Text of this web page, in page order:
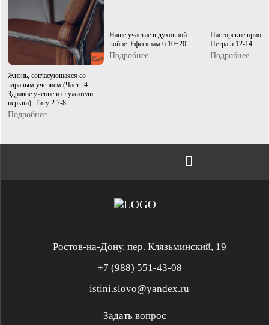
Жизнь, согласующаяся со
здравым учением (Часть 4.
Здравое учение и служители
церкви). Титу 2:7-8
Подробнее
Наше участие в духовной
войне. Ефесянам 6:10−20
Подробнее
Пасторские
Петра 5:12-14
Подробнее
Ростов-на-Дону, пер. Клязьминский, 19
+7 (988) 551-43-08
istini.slovo@yandex.ru
Задать вопрос